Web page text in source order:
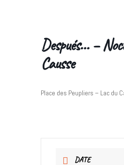
Después… –
Causse
Place des Peupliers – Lac du
DATE